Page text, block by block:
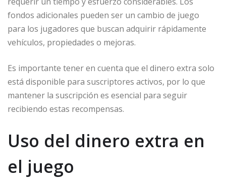
fondos adicionales pueden ser un cambio de juego
para los jugadores que buscan adquirir rápidamente
vehículos, propiedades o mejoras.
Es importante tener en cuenta que el dinero extra solo
está disponible para suscriptores activos, por lo que
mantener la suscripción es esencial para seguir
recibiendo estas recompensas.
Uso del dinero extra en
el juego